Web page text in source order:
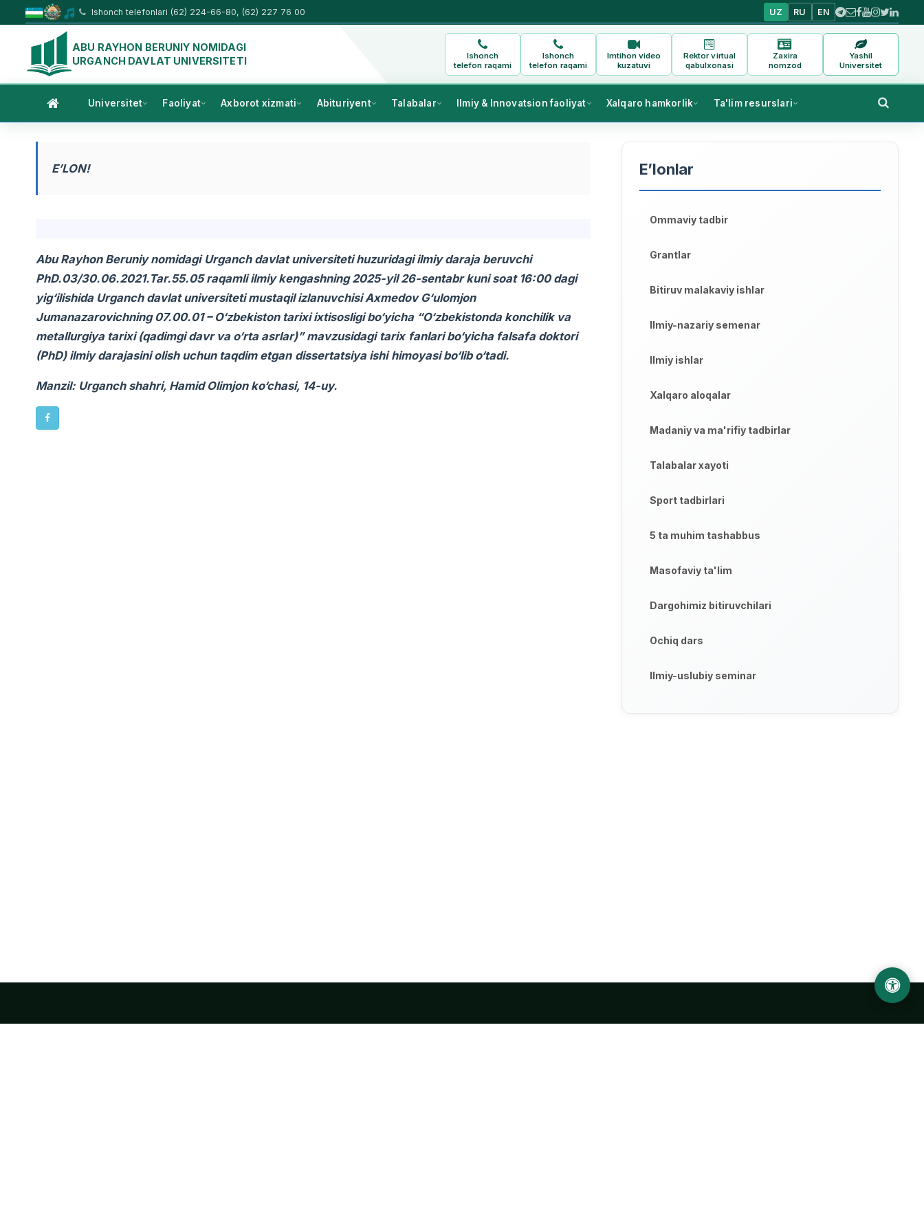
Ishonch telefonlari (62) 224-66-80, (62) 227 76 00 UZ RU EN
ABU RAYHON BERUNIY NOMIDAGI
URGANCH DAVLAT UNIVERSITETI
Ishonch
telefon raqami
Ishonch
telefon raqami
Imtihon video
kuzatuvi
Rektor virtual
qabulxonasi
Zaxira
nomzod
Yashil
Universitet
Universitet Faoliyat Axborot xizmati Abituriyent Talabalar Ilmiy & Innovatsion faoliyat Xalqaro hamkorlik Ta'lim resurslari
E’LON!
Abu Rayhon Beruniy nomidagi Urganch davlat universiteti huzuridagi ilmiy daraja beruvchi
PhD.03/30.06.2021.Tar.55.05 raqamli ilmiy kengashning 2025-yil 26-sentabr kuni soat 16:00 dagi
yig‘ilishida Urganch davlat universiteti mustaqil izlanuvchisi Axmedov G‘ulomjon
Jumanazarovichning 07.00.01 – O‘zbekiston tarixi ixtisosligi bo‘yicha “O‘zbekistonda konchilik va
metallurgiya tarixi (qadimgi davr va o‘rta asrlar)” mavzusidagi tarix fanlari bo‘yicha falsafa doktori
(PhD) ilmiy darajasini olish uchun taqdim etgan dissertatsiya ishi himoyasi bo‘lib o‘tadi.
Manzil: Urganch shahri, Hamid Olimjon ko‘chasi, 14-uy.
E’lonlar
Ommaviy tadbir
Grantlar
Bitiruv malakaviy ishlar
Ilmiy-nazariy semenar
Ilmiy ishlar
Xalqaro aloqalar
Madaniy va ma'rifiy tadbirlar
Talabalar xayoti
Sport tadbirlari
5 ta muhim tashabbus
Masofaviy ta'lim
Dargohimiz bitiruvchilari
Ochiq dars
Ilmiy-uslubiy seminar